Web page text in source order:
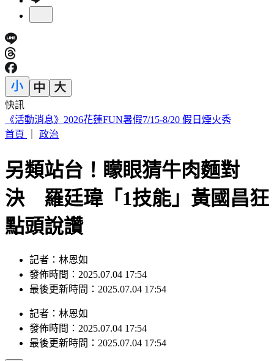
快訊
生涯累計3516K！薛澤超車名人堂傳奇 擠進歷史三振榜第10
首頁
政治
另類站台！矇眼猜牛肉麵對
決 羅廷瑋「1技能」黃國昌狂
點頭說讚
記者：林恩如
發佈時間：2025.07.04 17:54
最後更新時間：2025.07.04 17:54
記者 ： 林恩如
發佈時間： 2025.07.04 17:54
最後更新時間： 2025.07.04 17:54